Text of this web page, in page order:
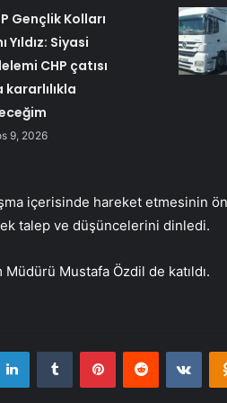
Gençlik Kolları
Yıldız: Siyasi
CHP çatısı
kararlılıkla
9, 2026
içerisinde hareket etmesinin
talep ve düşüncelerini dinledi.
Mustafa Özdil de katıldı.
LinkedInTumblr PinterestReddit